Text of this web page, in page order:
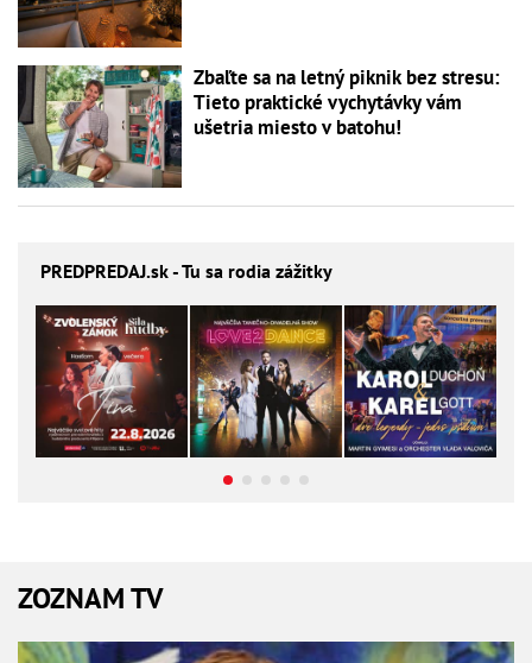
Zbaľte sa na letný piknik bez stresu:
Tieto praktické vychytávky vám
ušetria miesto v batohu!
PREDPREDAJ.sk - Tu sa rodia zážitky
ZOZNAM TV